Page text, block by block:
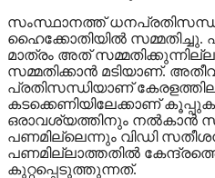
സംസ്ഥാനത്ത്
ഹെെക്കോ‌തിയിൽ സമ്മതിച്ചു.
മാത്രം അത്
സമ്മതിക്കാന്‍ മടിയാണ്.
പ്രതിസന്ധിയാണ്
കടക്കെണിയിലേക്കാണ്
ഒരാവശ്യത്തിനും നല്‍കാന്‍
പണമില്ലെന്നും വിഡി
പണമില്ലാത്തതില്‍
കുറ്റപ്പെടുത്തുന്നത്.